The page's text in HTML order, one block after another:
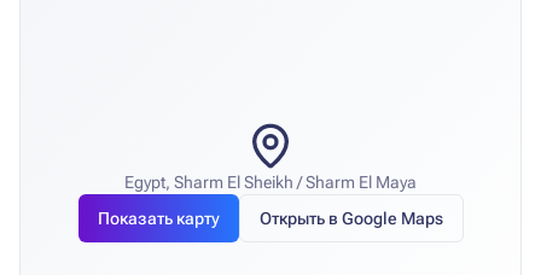
Egypt, Sharm El Sheikh / Sharm El Maya
Показать карту
Открыть в Google Maps